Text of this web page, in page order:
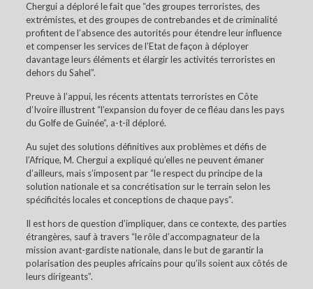
Chergui a déploré le fait que “des groupes terroristes, des
extrémistes, et des groupes de contrebandes et de criminalité
profitent de l’absence des autorités pour étendre leur influence
et compenser les services de l’Etat de façon à déployer
davantage leurs éléments et élargir les activités terroristes en
dehors du Sahel”.
Preuve à l’appui, les récents attentats terroristes en Côte
d’Ivoire illustrent “l’expansion du foyer de ce fléau dans les pays
du Golfe de Guinée”, a-t-il déploré.
Au sujet des solutions définitives aux problèmes et défis de
l’Afrique, M. Chergui a expliqué qu’elles ne peuvent émaner
d’ailleurs, mais s’imposent par “le respect du principe de la
solution nationale et sa concrétisation sur le terrain selon les
spécificités locales et conceptions de chaque pays”.
Il est hors de question d’impliquer, dans ce contexte, des parties
étrangères, sauf à travers “le rôle d’accompagnateur de la
mission avant-gardiste nationale, dans le but de garantir la
polarisation des peuples africains pour qu’ils soient aux côtés de
leurs dirigeants”.